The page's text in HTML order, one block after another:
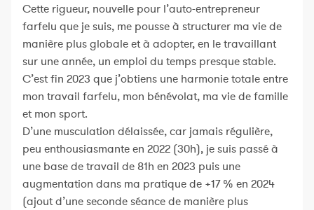
Cette rigueur, nouvelle pour l’auto-entrepreneur
farfelu que je suis, me pousse à structurer ma vie de
manière plus globale et à adopter, en le travaillant
sur une année, un emploi du temps presque stable.
C’est fin 2023 que j’obtiens une harmonie totale entre
mon travail farfelu, mon bénévolat, ma vie de famille
et mon sport.
D’une musculation délaissée, car jamais régulière,
peu enthousiasmante en 2022 (30h), je suis passé à
une base de travail de 81h en 2023 puis une
augmentation dans ma pratique de +17 % en 2024
(ajout d’une seconde séance de manière plus